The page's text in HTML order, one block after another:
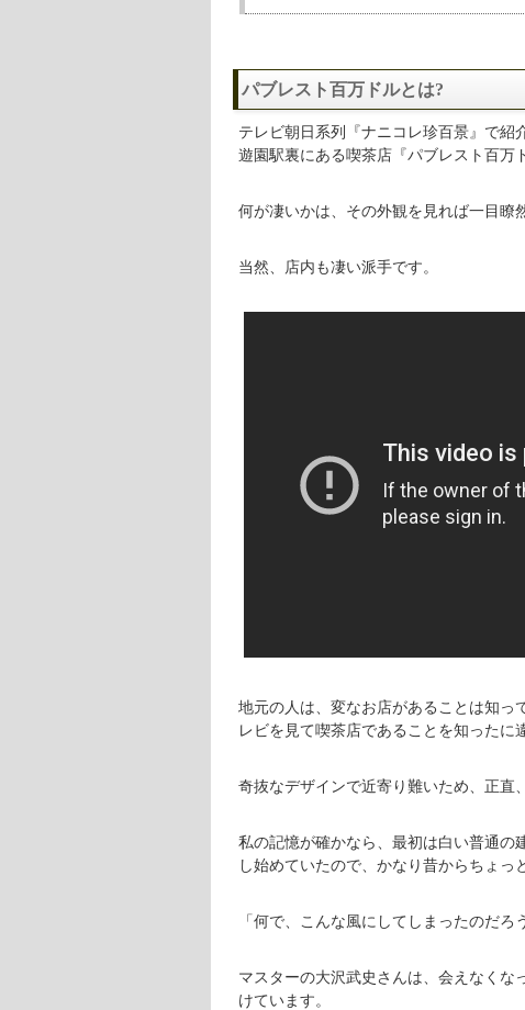
パブレスト百万ドルとは?
テレビ朝日系列『ナニコレ珍百景』で紹
遊園駅裏にある喫茶店『パブレスト百万
何が凄いかは、その外観を見れば一目瞭
当然、店内も凄い派手です。
地元の人は、変なお店があることは知っ
レビを見て喫茶店であることを知ったに
奇抜なデザインで近寄り難いため、正直
私の記憶が確かなら、最初は白い普通の
し始めていたので、かなり昔からちょっ
「何で、こんな風にしてしまったのだろ
マスターの大沢武史さんは、会えなくな
けています。